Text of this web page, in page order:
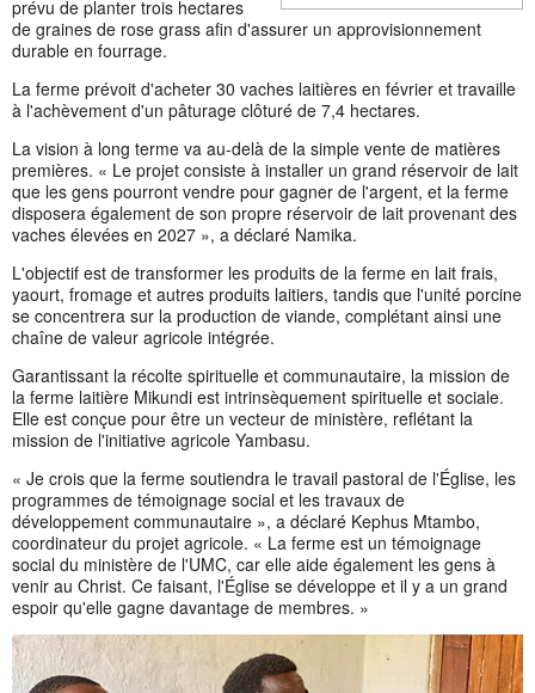
prévu de planter trois hectares
de graines de rose grass afin d'assurer un approvisionnement
durable en fourrage.
La ferme prévoit d'acheter 30 vaches laitières en février et travaille
à l'achèvement d'un pâturage clôturé de 7,4 hectares.
La vision à long terme va au-delà de la simple vente de matières
premières. « Le projet consiste à installer un grand réservoir de lait
que les gens pourront vendre pour gagner de l'argent, et la ferme
disposera également de son propre réservoir de lait provenant des
vaches élevées en 2027 », a déclaré Namika.
L'objectif est de transformer les produits de la ferme en lait frais,
yaourt, fromage et autres produits laitiers, tandis que l'unité porcine
se concentrera sur la production de viande, complétant ainsi une
chaîne de valeur agricole intégrée.
Garantissant la récolte spirituelle et communautaire, la mission de
la ferme laitière Mikundi est intrinsèquement spirituelle et sociale.
Elle est conçue pour être un vecteur de ministère, reflétant la
mission de l'initiative agricole Yambasu.
« Je crois que la ferme soutiendra le travail pastoral de l'Église, les
programmes de témoignage social et les travaux de
développement communautaire », a déclaré Kephus Mtambo,
coordinateur du projet agricole. « La ferme est un témoignage
social du ministère de l'UMC, car elle aide également les gens à
venir au Christ. Ce faisant, l'Église se développe et il y a un grand
espoir qu'elle gagne davantage de membres. »